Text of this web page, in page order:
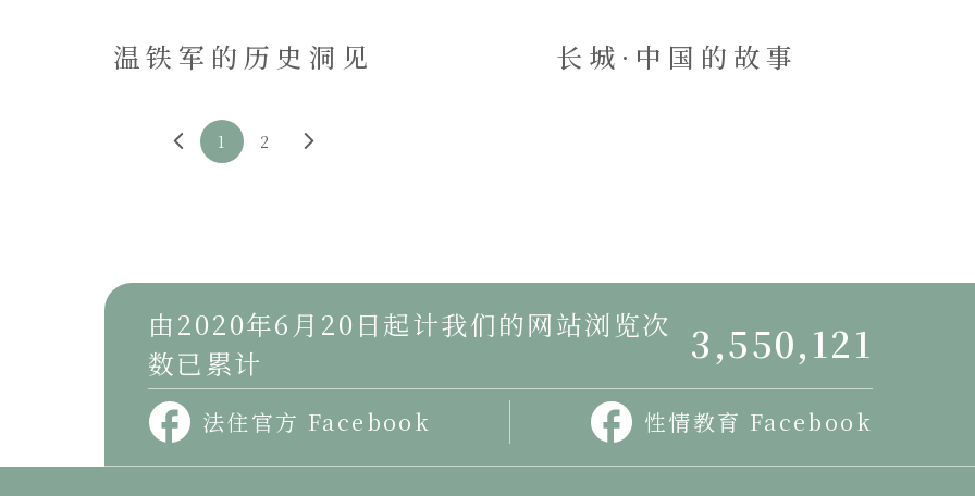
温铁军的历史洞见 长城·中国的故事
1 2
由2020年6月20日起计我们的网站浏览次
数已累计
3,550,121
法住官方 Facebook 性情教育 Facebook